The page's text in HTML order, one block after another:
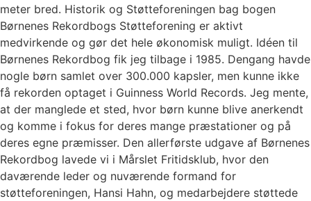
meter bred. Historik og Støtteforeningen bag bogen
Børnenes Rekordbogs Støtteforening er aktivt
medvirkende og gør det hele økonomisk muligt. Idéen til
Børnenes Rekordbog fik jeg tilbage i 1985. Dengang havde
nogle børn samlet over 300.000 kapsler, men kunne ikke
få rekorden optaget i Guinness World Records. Jeg mente,
at der manglede et sted, hvor børn kunne blive anerkendt
og komme i fokus for deres mange præstationer og på
deres egne præmisser. Den allerførste udgave af Børnenes
Rekordbog lavede vi i Mårslet Fritidsklub, hvor den
daværende leder og nuværende formand for
støtteforeningen, Hansi Hahn, og medarbejdere støttede